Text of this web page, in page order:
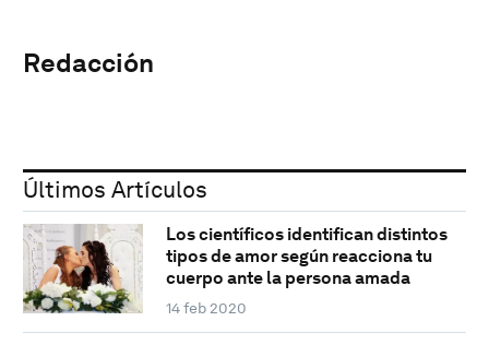
Redacción
Últimos Artículos
Los científicos identifican distintos
tipos de amor según reacciona tu
cuerpo ante la persona amada
14 feb 2020